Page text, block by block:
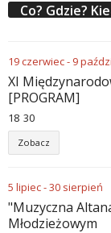
Co? Gdzie?
19czerwiec- 9
XI
[PROGRAM]
18 30
Zobacz
5 lipiec-30 sierpień
"Muzyczna
Młodzieżowym